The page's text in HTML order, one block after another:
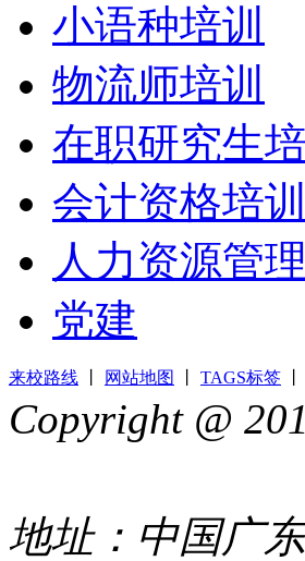
小语种培训
物流师培训
在职研究生
会计资格培训
人力资源管
党建
来校路线 网站地图 TAGS标签
Copyright @
地址：中国广